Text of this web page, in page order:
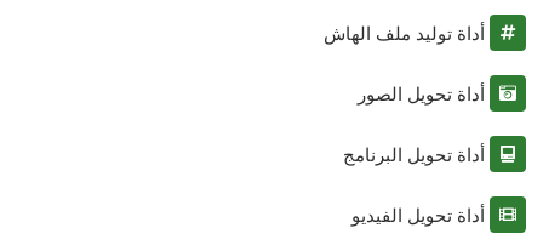
أداة توليد ملف الهاش
أداة تحويل الصور
أداة تحويل البرنامج
أداة تحويل الفيديو